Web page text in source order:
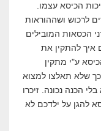
הכיסא עצמו.
לרכוש ושההוראות
הכסאות המובילים
איך להתקין את
ע"י מתקין
שלא תאלצו למצוא
הכנה נכונה. זיכרו
להגן על ילדכם לא